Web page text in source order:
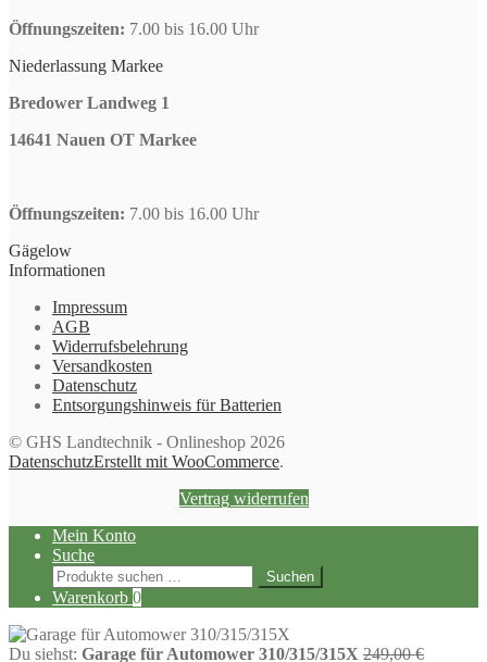
Öffnungszeiten: 7.00 bis 16.00 Uhr
Niederlassung Markee
Bredower Landweg 1
14641 Nauen OT Markee
Öffnungszeiten: 7.00 bis 16.00 Uhr
Gägelow
Informationen
Impressum
AGB
Widerrufsbelehrung
Versandkosten
Datenschutz
Entsorgungshinweis für Batterien
© GHS Landtechnik - Onlineshop 2026
DatenschutzErstellt mit WooCommerce.
Vertrag widerrufen
Mein Konto
Suche
Suchen
nach:
Suchen
Warenkorb 0
Du siehst: Garage für Automower 310/315/315X 249,00€